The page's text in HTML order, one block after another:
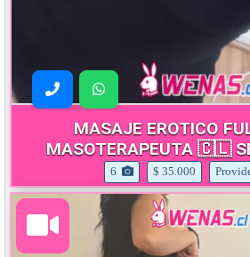
MASAJE EROTICO
MASOTERAPEUTA 🇨🇱
6 $ 35.000